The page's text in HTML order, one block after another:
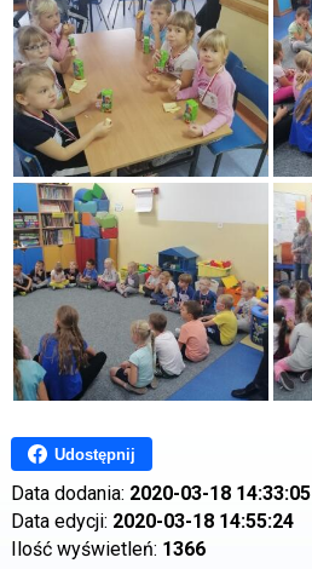
Udostępnij
Data dodania: 2020-03-18 14:33:05
Data edycji: 2020-03-18 14:55:24
Ilość wyświetleń: 1366